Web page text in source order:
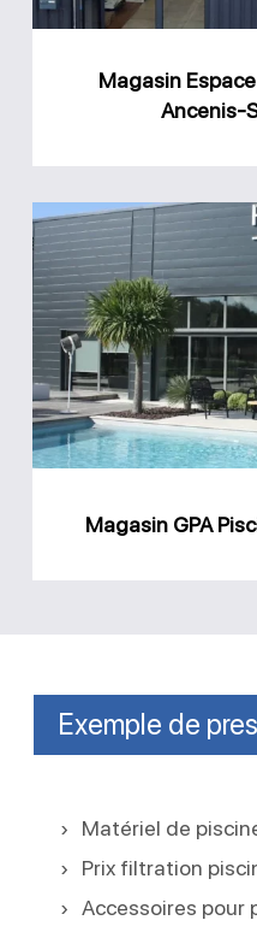
Magasin
Ancenis-
Magasin GPA
Exemple de
Matériel de
Prix filtration
Accessoires pour